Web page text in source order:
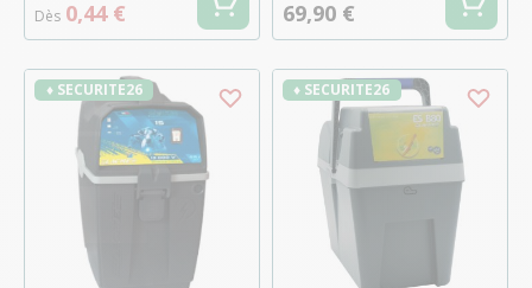
Dès 0,44 € 69,90 €
♦ SECURITE26 ♦ SECURITE26